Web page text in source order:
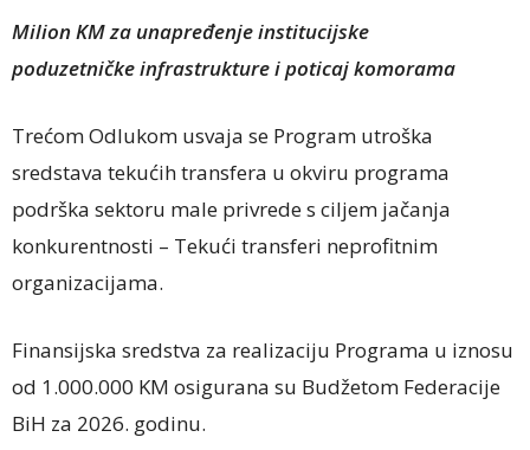
Milion KM za unapređenje institucijske
poduzetničkeinfrastrukture i poticaj komorama
Trećom Odlukom usvaja se Program utroška
sredstava tekućih transfera u okviru programa
podrška sektoru male privrede s ciljem jačanja
konkurentnosti – Tekući transferi neprofitnim
organizacijama.
Finansijska sredstva za realizaciju Programa u iznosu
od 1.000.000 KM osigurana su Budžetom Federacije
BiH za 2026. godinu.